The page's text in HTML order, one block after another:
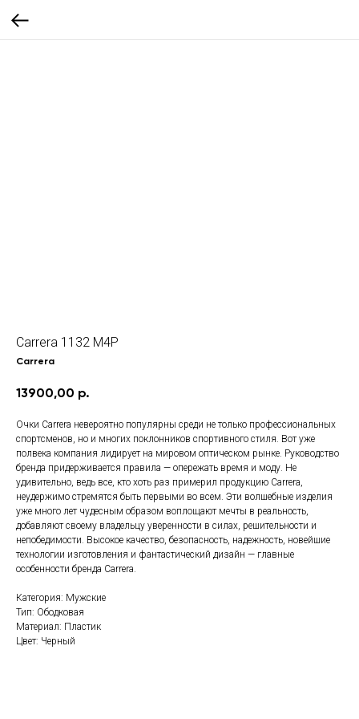
Carrera 1132 M4P
Carrera
13900,00 р.
Очки Carrera невероятно популярны среди не только профессиональных
спортсменов, но и многих поклонников спортивного стиля. Вот уже
полвека компания лидирует на мировом оптическом рынке. Руководство
бренда придерживается правила — опережать время и моду. Не
удивительно, ведь все, кто хоть раз примерил продукцию Carrera,
неудержимо стремятся быть первыми во всем. Эти волшебные изделия
уже много лет чудесным образом воплощают мечты в реальность,
добавляют своему владельцу уверенности в силах, решительности и
непобедимости. Высокое качество, безопасность, надежность, новейшие
технологии изготовления и фантастический дизайн — главные
особенности бренда Carrera.
Категория: Мужские
Тип: Ободковая
Материал: Пластик
Цвет: Черный